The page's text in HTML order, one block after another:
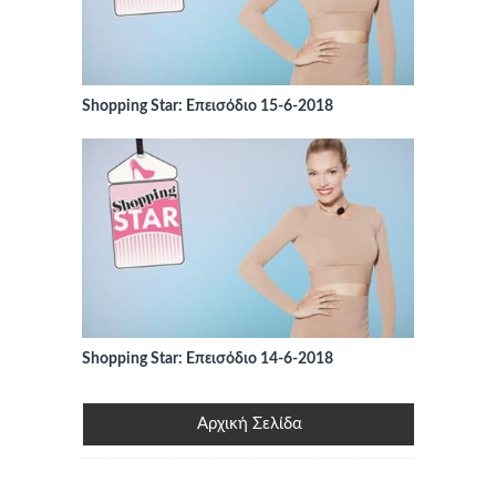
Shopping Star: Επεισόδιο 15-6-2018
Shopping Star: Επεισόδιο 14-6-2018
Αρχική Σελίδα